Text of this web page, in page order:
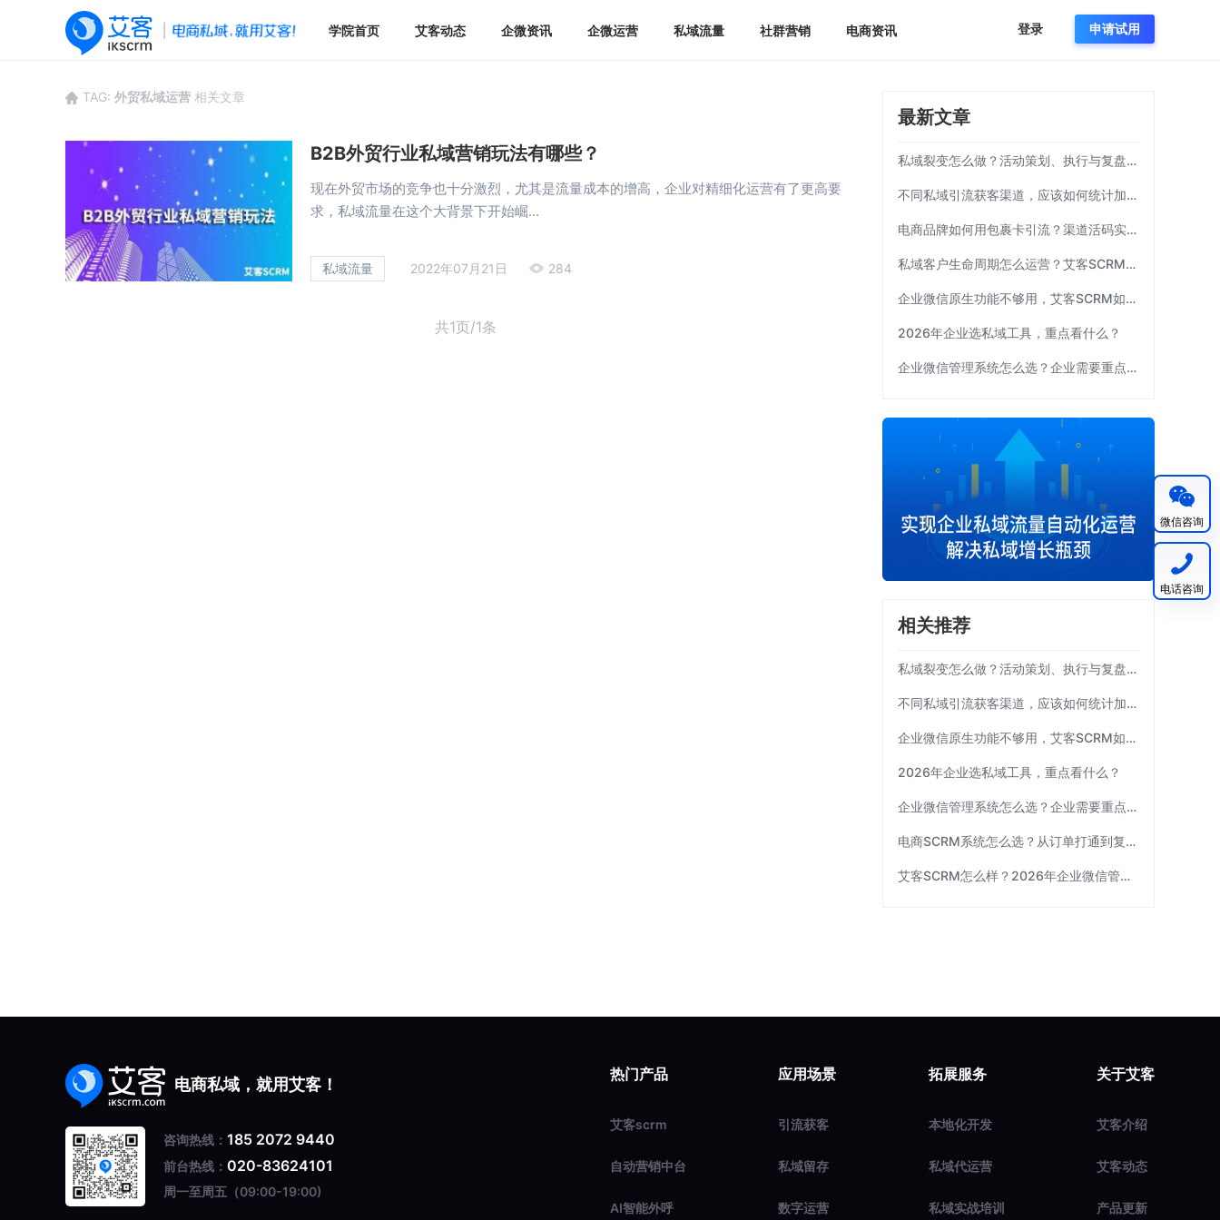
学院首页 艾客动态 企微资讯 企微运营 私域流量 社群营销 电商资讯 登录 申请试用
TAG: 外贸私域运营 相关文章
B2B外贸行业私域营销玩法有哪些？
现在外贸市场的竞争也十分激烈，尤其是流量成本的增高，企业对精细化运营有了更高要
求，私域流量在这个大背景下开始崛...
私域流量 2022年07月21日 284
共1页/1条
最新文章
私域裂变怎么做？活动策划、执行与复盘完整流程
不同私域引流获客渠道，应该如何统计加粉效果？
电商品牌如何用包裹卡引流？渠道活码实操方案|艾客SCRM
私域客户生命周期怎么运营？艾客SCRM实操模板
企业微信原生功能不够用，艾客SCRM如何补齐运营链路？
2026年企业选私域工具，重点看什么？
企业微信管理系统怎么选？企业需要重点考察这7项能力|艾客SCRM
相关推荐
私域裂变怎么做？活动策划、执行与复盘完整流程
不同私域引流获客渠道，应该如何统计加粉效果？
企业微信原生功能不够用，艾客SCRM如何补齐运营链路？
2026年企业选私域工具，重点看什么？
企业微信管理系统怎么选？企业需要重点考察这7项能力|艾客SCRM
电商SCRM系统怎么选？从订单打通到复购运营 | 艾客SCRM
艾客SCRM怎么样？2026年企业微信管理工具选型指南
电商私域，就用艾客！
咨询热线： 185 2072 9440
前台热线： 020-83624101
周一至周五（09:00-19:00)
热门产品
艾客scrm
自动营销中台
AI智能外呼
应用场景
引流获客
私域留存
数字运营
拓展服务
本地化开发
私域代运营
私域实战培训
关于艾客
艾客介绍
艾客动态
产品更新
微信咨询
电话咨询